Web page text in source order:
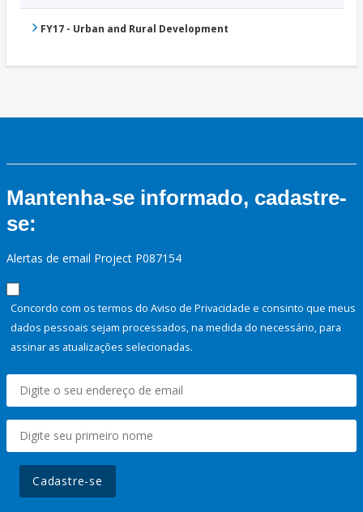
FY17 - Urban and Rural Development
Mantenha-se informado, cadastre-
se:
Alertas de email Project P087154
Concordo com os termos do Aviso de Privacidade e consinto que meus
dados pessoais sejam processados, na medida do necessário, para
assinar as atualizações selecionadas.
Cadastre-se